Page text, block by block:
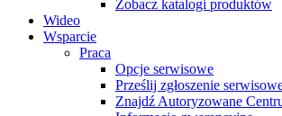
Zobacz katalogi produktów
Wideo
Wsparcie
Praca
Opcje serwisowe
Prześlij zgłoszenie
Znajdź Autoryzowane